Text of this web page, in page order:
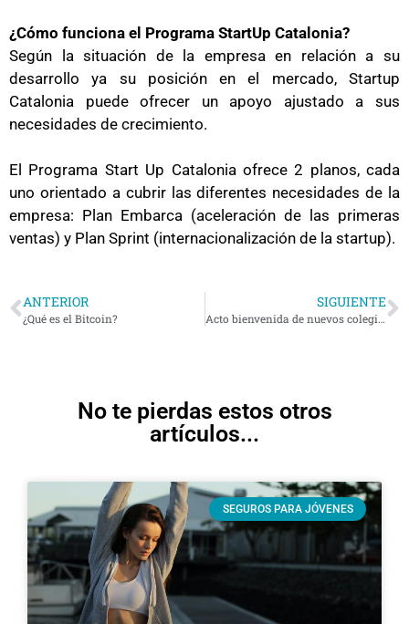
¿Cómo funciona el Programa StartUp Catalonia?
Según la situación de la empresa en relación a su
desarrollo ya su posición en el mercado, Startup
Catalonia puede ofrecer un apoyo ajustado a sus
necesidades de crecimiento.
El Programa Start Up Catalonia ofrece 2 planos, cada
uno orientado a cubrir las diferentes necesidades de la
empresa: Plan Embarca (aceleración de las primeras
ventas) y Plan Sprint (internacionalización de la startup).
ANTERIOR
¿Qué es el Bitcoin?
SIGUIENTE
Acto bienvenida de nuevos colegiados y colegiadas
No te pierdas estos otros
artículos...
SEGUROS PARA JÓVENES